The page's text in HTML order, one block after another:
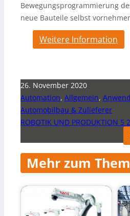
Bewegungsprogrammierung
neue Bauteile selbst
Weitere Information
26. November 2020
Automation, Allgemein,
Automobilbau & Zulieferer
ROBOTIK UND PRODUKTION 5
Mehr zum